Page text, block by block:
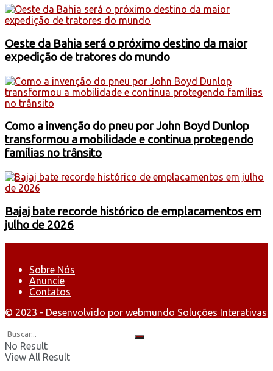
Oeste da Bahia será o próximo destino da maior
expedição de tratores do mundo
Como a invenção do pneu por John Boyd Dunlop
transformou a mobilidade e continua protegendo
famílias no trânsito
Bajaj bate recorde histórico de emplacamentos em
julho de 2026
Sobre Nós
Anuncie
Contatos
© 2023 - Desenvolvido por webmundo Soluções Interativas
No Result
View All Result